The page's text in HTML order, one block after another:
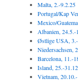
Malta, 2.-9.2.25
Portugal/Kap
Mexico/
Albanien, 24.5.-
Østlige USA,
Niedersachsen,
Barcelona, 11.-
Island, 25.-
Vietnam,